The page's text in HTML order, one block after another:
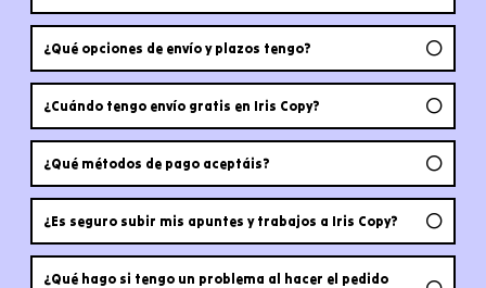
¿Qué opciones de envío y plazos tengo?
¿Cuándo tengo envío gratis en Iris Copy?
¿Qué métodos de pago aceptáis?
¿Es seguro subir mis apuntes y trabajos a Iris Copy?
¿Qué hago si tengo un problema al hacer el pedido